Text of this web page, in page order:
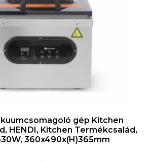
gép Kitchen
HENDI, Kitchen Termékcsalád,
360x490x(H)365mm